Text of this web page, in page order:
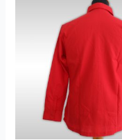
Garment
Semarang